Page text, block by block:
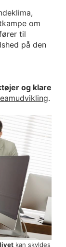
om
til
på den
og klare
.
kan skyldes